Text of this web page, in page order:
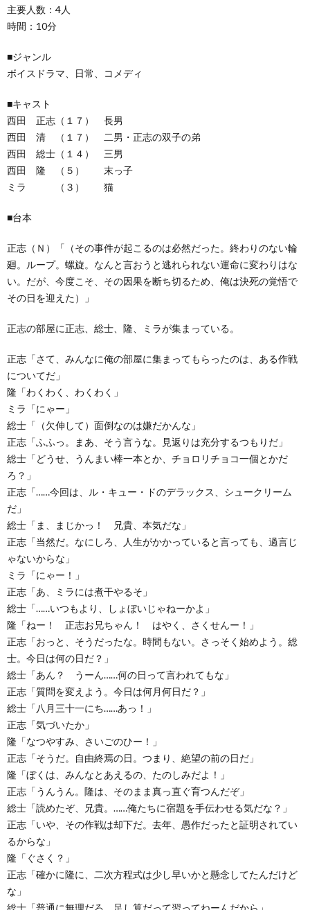
主要人数：4人
時間：10分
■ジャンル
ボイスドラマ、日常、コメディ
■キャスト
西田 正志（１７） 長男
西田 清 （１７） 二男・正志の双子の弟
西田 総士（１４） 三男
西田 隆 （５） 末っ子
ミラ （３） 猫
■台本
正志（Ｎ）「（その事件が起こるのは必然だった。終わりのない輪
廻。ループ。螺旋。なんと言おうと逃れられない運命に変わりはな
い。だが、今度こそ、その因果を断ち切るため、俺は決死の覚悟で
その日を迎えた）」
正志の部屋に正志、総士、隆、ミラが集まっている。
正志「さて、みんなに俺の部屋に集まってもらったのは、ある作戦
についてだ」
隆「わくわく、わくわく」
ミラ「にゃー」
総士「（欠伸して）面倒なのは嫌だかんな」
正志「ふふっ。まあ、そう言うな。見返りは充分するつもりだ」
総士「どうせ、うんまい棒一本とか、チョロリチョコ一個とかだ
ろ？」
正志「……今回は、ル・キュー・ドのデラックス、シュークリーム
だ」
総士「ま、まじかっ！ 兄貴、本気だな」
正志「当然だ。なにしろ、人生がかかっていると言っても、過言じ
ゃないからな」
ミラ「にゃー！」
正志「あ、ミラには煮干やるそ」
総士「……いつもより、しょぼいじゃねーかよ」
隆「ねー！ 正志お兄ちゃん！ はやく、さくせんー！」
正志「おっと、そうだったな。時間もない。さっそく始めよう。総
士。今日は何の日だ？」
総士「あん？ うーん……何の日って言われてもな」
正志「質問を変えよう。今日は何月何日だ？」
総士「八月三十一にち……あっ！」
正志「気づいたか」
隆「なつやすみ、さいごのひー！」
正志「そうだ。自由終焉の日。つまり、絶望の前の日だ」
隆「ぼくは、みんなとあえるの、たのしみだよ！」
正志「うんうん。隆は、そのまま真っ直ぐ育つんだぞ」
総士「読めたぞ、兄貴。……俺たちに宿題を手伝わせる気だな？」
正志「いや、その作戦は却下だ。去年、愚作だったと証明されてい
るからな」
隆「ぐさく？」
正志「確かに隆に、二次方程式は少し早いかと懸念してたんだけど
な」
総士「普通に無理だろ。足し算だって習ってねーんだから」